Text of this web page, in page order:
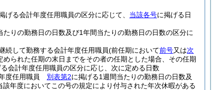
げる会計年度任用職員の区分に応じて、 当該各号に掲げる日
たりの勤務日の日数及び1年間当たりの勤務日の日数の区分に
続して勤務する会計年度任用職員(前任期において前号又は次
られた任期の末日までをその者の任期とした場合、その任期
会計年度任用職員の区分に応じ、次に定める日数
度任用職員 別表第2に掲げる1週間当たりの勤務日の日数及
該年度においてこの号の規定により付与された年次休暇がある